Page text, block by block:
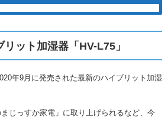
ット加湿器「HV-L75」
年9月に発売された最新のハイブリット加湿
じっすか家電」に取り上げられるなど、今